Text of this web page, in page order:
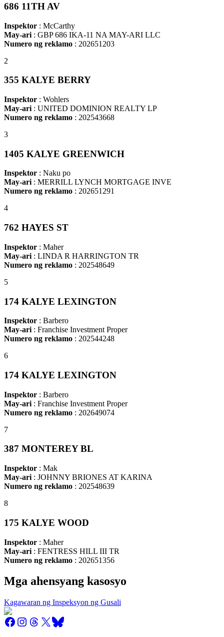
686 11TH AV
Inspektor : McCarthy
May-ari : GBP 686 IKA-11 NA MAY-ARI LLC
Numero ng reklamo : 202651203
2
355 KALYE BERRY
Inspektor : Wohlers
May-ari : UNITED DOMINION REALTY LP
Numero ng reklamo : 202543668
3
1405 KALYE GREENWICH
Inspektor : Naku po
May-ari : MERRILL LYNCH MORTGAGE INVE
Numero ng reklamo : 202651291
4
762 HAYES ST
Inspektor : Maher
May-ari : LINDA R HARRINGTON TR
Numero ng reklamo : 202548649
5
174 KALYE LEXINGTON
Inspektor : Barbero
May-ari : Franchise Investment Proper
Numero ng reklamo : 202544248
6
174 KALYE LEXINGTON
Inspektor : Barbero
May-ari : Franchise Investment Proper
Numero ng reklamo : 202649074
7
387 MONTEREY BL
Inspektor : Mak
May-ari : JOHNNY BRIONES AT KARINA
Numero ng reklamo : 202548639
8
175 KALYE WOOD
Inspektor : Maher
May-ari : FENTRESS HILL III TR
Numero ng reklamo : 202651356
Mga ahensyang kasosyo
Kagawaran ng Inspeksyon ng Gusali